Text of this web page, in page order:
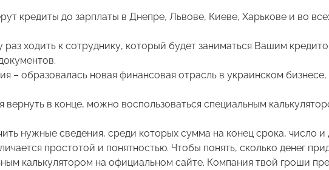
кредиты до зарплаты в Днепре, Львове, Киеве, Харькове и во
раз ходить к сотруднику, который будет заниматься Вашим
– образовалась новая финансовая отрасль в украинском
вернуть в конце, можно воспользоваться специальным
нужные сведения, среди которых сумма на конец срока, число и
простотой и понятностью. Чтобы понять, сколько денег
калькулятором на официальном сайте. Компания твой гроши